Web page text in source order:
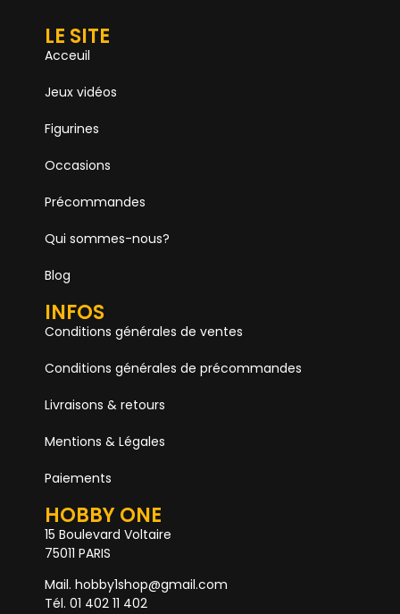
LE SITE
Acceuil
Jeux vidéos
Figurines
Occasions
Précommandes
Qui sommes-nous?
Blog
INFOS
Conditions générales de ventes
Conditions générales de précommandes
Livraisons & retours
Mentions & Légales
Paiements
HOBBY ONE
15 Boulevard Voltaire
75011 PARIS
Mail. hobby1shop@gmail.com
Tél. 01 402 11 402